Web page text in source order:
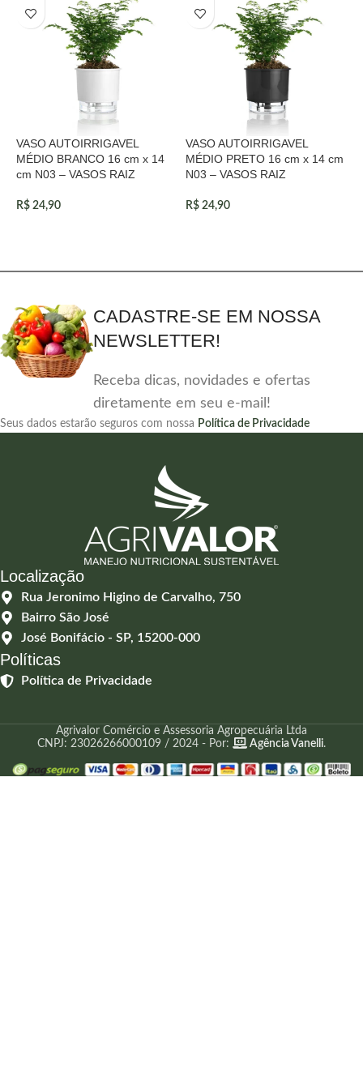
VASO AUTOIRRIGAVEL
MÉDIO BRANCO 16 cm x 14
cm N03 – VASOS RAIZ
R$ 24,90
VASO AUTOIRRIGAVEL
MÉDIO PRETO 16 cm x 14 cm
N03 – VASOS RAIZ
R$ 24,90
CADASTRE-SE EM NOSSA
NEWSLETTER!
Receba dicas, novidades e ofertas
diretamente em seu e-mail!
Seus dados estarão seguros com nossa Política de Privacidade
Localização
Rua Jeronimo Higino de Carvalho, 750
Bairro São José
José Bonifácio - SP, 15200-000
Políticas
Política de Privacidade
Agrivalor Comércio e Assessoria Agropecuária Ltda
CNPJ: 23026266000109 / 2024 - Por:
Agência Vanelli.